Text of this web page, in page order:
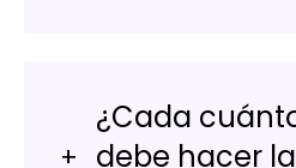
¿Cada
debe hacer